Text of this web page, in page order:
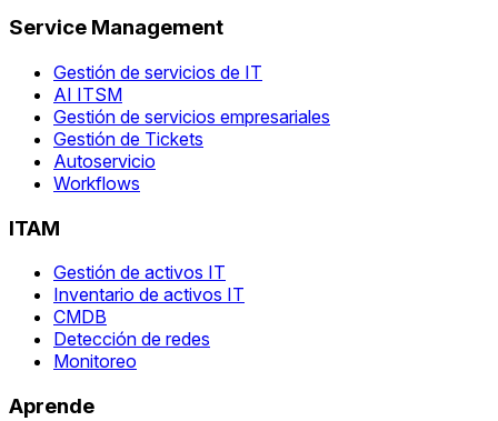
Service Management
Gestión de servicios de IT
AI ITSM
Gestión de servicios empresariales
Gestión de Tickets
Autoservicio
Workflows
ITAM
Gestión de activos IT
Inventario de activos IT
CMDB
Detección de redes
Monitoreo
Aprende